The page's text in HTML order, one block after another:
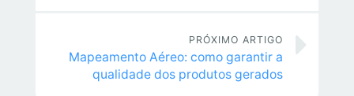
PRÓXIMO ARTIGO
Mapeamento Aéreo: como garantir a
qualidade dos produtos gerados